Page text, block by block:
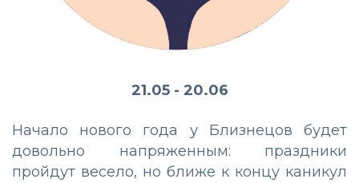
21.05 - 20.06
Начало нового года у Близнецов будет
довольно напряженным: праздники
пройдут весело, но ближе к концу каникул